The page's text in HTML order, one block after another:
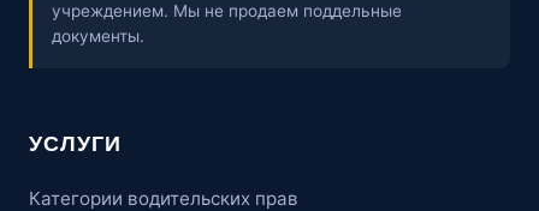
учреждением. Мы не продаем поддельные
документы.
УСЛУГИ
Категории водительских прав